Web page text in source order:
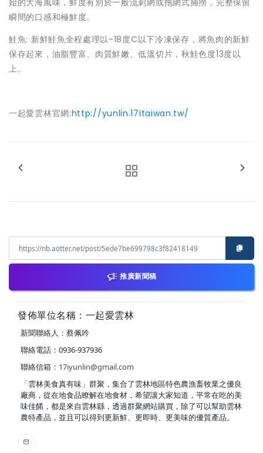
始的大海風味，鮮度有別於一般流刺網或拖網式捕撈，完整保留
瞬間的口感和極鮮度。
鮭魚: 新鮮鮭魚全程處理以-18度C以下冷凍保存，將魚肉的新鮮
保存起來，油脂豐富、肉質鮮嫩、低溫切片，秋鮭色度13度以
上。
一起愛雲林官網:http://yunlin.17itaiwan.tw/
推廣新聞稿
發佈單位名稱：一起愛雲林
新聞聯絡人：蔡佩吟
聯絡電話：0936-937936
聯絡信箱： 17iyunlin@gmail.com
「雲林美食真有味」群聚，集合了雲林地區特色農漁畜牧業之優良
廠商，從在地食品瞭解在地食材，希望讓大家知道，平常在吃的美
味佳餚，都是來自雲林縣，透過群聚網站購買，除了可以幫助雲林
農特產品，並且可以得到更新鮮、更即時、更美味的優質產品。